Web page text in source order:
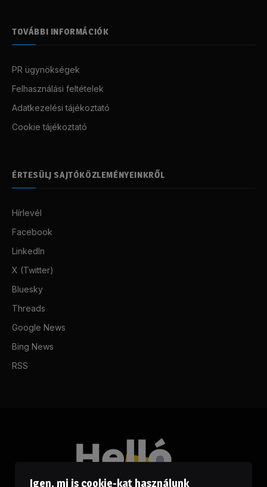
TOVÁBBI INFORMÁCIÓK
PR ügynökségek
Felhasználási feltételek
Adatkezelési tájékoztató
Cookie tájékoztató
ÉRTESÜLJ SAJTÓKÖZLEMÉNYEINKRŐL
Hírlevél
Facebook
LinkedIn
X (Twitter)
Bluesky
Threads
Google News
Bing News
RSS
Igen, mi is cookie-kat használunk